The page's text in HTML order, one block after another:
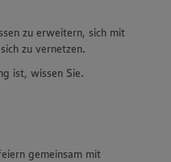
zu erweitern, sich mit
zu vernetzen.
ist, wissen Sie.
gemeinsam mit